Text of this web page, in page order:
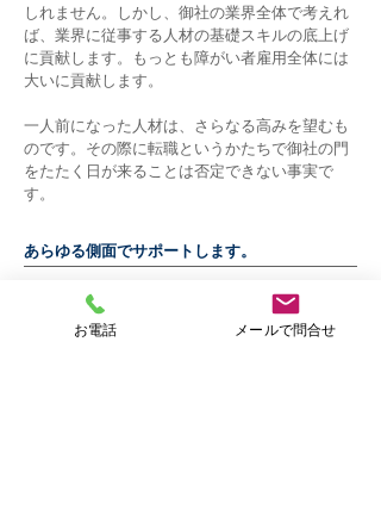
しれません。しかし、御社の業界全体で考えれ
ば、業界に従事する人材の基礎スキルの底上げ
に貢献します。もっとも障がい者雇用全体には
大いに貢献します。
​一人前になった人材は、さらなる高みを望むも
のです。その際に転職というかたちで御社の門
をたたく日が来ることは否定できない事実で
す。
あらゆる側面でサポートします。
お電話 メールで問合せ